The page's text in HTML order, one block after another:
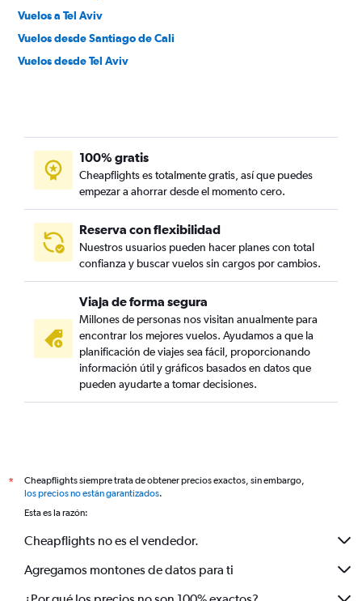
Vuelos a Tel Aviv
Vuelos desde Santiago de Cali
Vuelos desde Tel Aviv
100% gratis
Cheapflights es totalmente gratis, así que puedes
empezar a ahorrar desde el momento cero.
Reserva con flexibilidad
Nuestros usuarios pueden hacer planes con total
confianza y buscar vuelos sin cargos por cambios.
Viaja de forma segura
Millones de personas nos visitan anualmente para
encontrar los mejores vuelos. Ayudamos a que la
planificación de viajes sea fácil, proporcionando
información útil y gráficos basados en datos que
pueden ayudarte a tomar decisiones.
*
Cheapflights siempre trata de obtener precios exactos, sin embargo,
los precios no están garantizados.
Esta es la razón:
Cheapflights no es el vendedor.
Agregamos montones de datos para ti